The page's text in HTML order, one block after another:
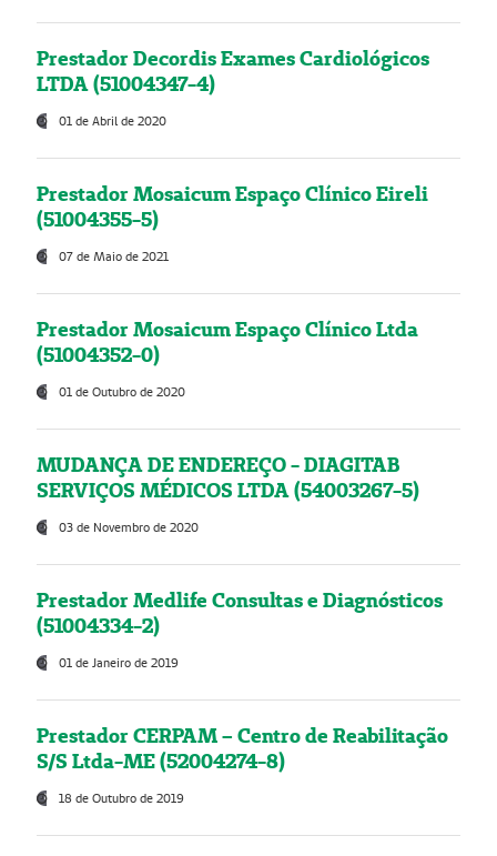
Prestador Decordis Exames Cardiológicos
LTDA (51004347-4)
01 de Abril de 2020
Prestador Mosaicum Espaço Clínico Eireli
(51004355-5)
07 de Maio de 2021
Prestador Mosaicum Espaço Clínico Ltda
(51004352-0)
01 de Outubro de 2020
MUDANÇA DE ENDEREÇO - DIAGITAB
SERVIÇOS MÉDICOS LTDA (54003267-5)
03 de Novembro de 2020
Prestador Medlife Consultas e Diagnósticos
(51004334-2)
01 de Janeiro de 2019
Prestador CERPAM – Centro de Reabilitação
S/S Ltda-ME (52004274-8)
18 de Outubro de 2019